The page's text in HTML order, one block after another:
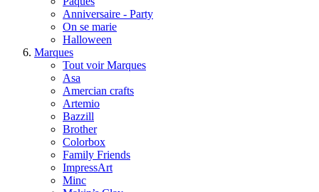
Anniversaire - Party
On se marie
Halloween
Marques
Tout voir Marques
Asa
Amercian crafts
Artemio
Bazzill
Brother
Colorbox
Family Friends
ImpressArt
Minc